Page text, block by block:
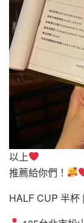
以上
推薦給你們！
HALF CUP 半杯